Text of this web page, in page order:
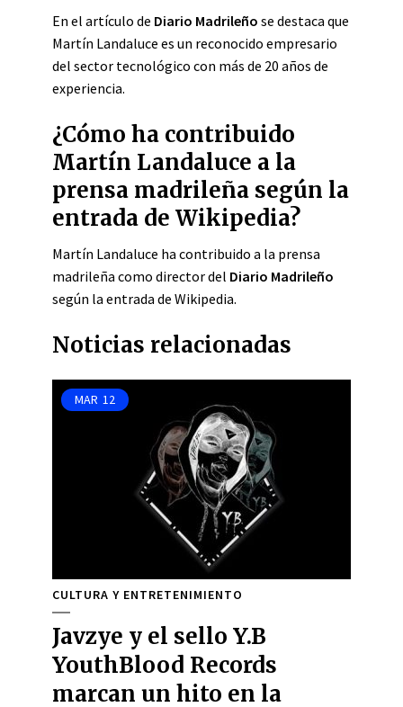
En el artículo de Diario Madrileño se destaca que
Martín Landaluce es un reconocido empresario
del sector tecnológico con más de 20 años de
experiencia.
¿Cómo ha contribuido
Martín Landaluce a la
prensa madrileña según la
entrada de Wikipedia?
Martín Landaluce ha contribuido a la prensa
madrileña como director del Diario Madrileño
según la entrada de Wikipedia.
Noticias relacionadas
MAR 12
CULTURA Y ENTRETENIMIENTO
Javzye y el sello Y.B
YouthBlood Records
marcan un hito en la